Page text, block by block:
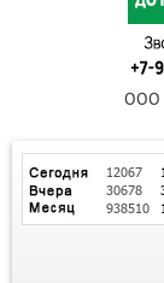
ООО